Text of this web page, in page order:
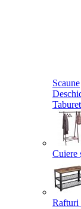
Scaune
Cuiere
Rafturi